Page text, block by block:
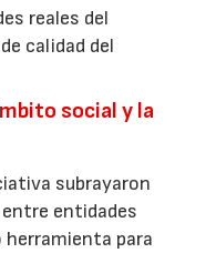
reales del
calidad del
social y la
subrayaron
entre entidades
herramienta para